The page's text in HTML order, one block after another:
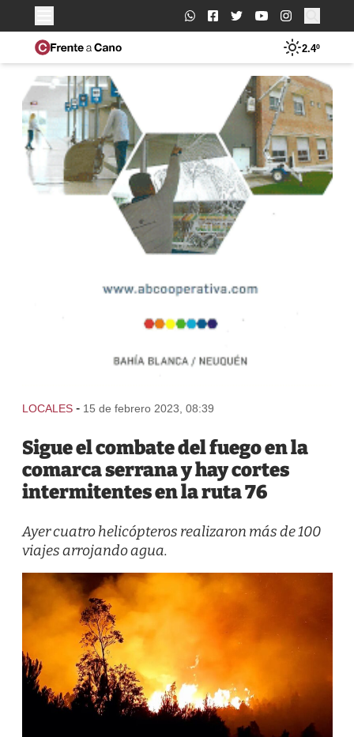
Buscar:
2.4º
LOCALES - 15 de febrero 2023, 08:39
Sigue el combate del fuego en la
comarca serrana y hay cortes
intermitentes en la ruta 76
Ayer cuatro helicópteros realizaron más de 100
viajes arrojando agua.